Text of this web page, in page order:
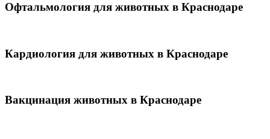
Офтальмология для животных в Краснодаре
Кардиология для животных в Краснодаре
Вакцинация животных в Краснодаре